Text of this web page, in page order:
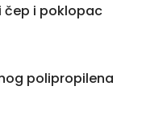
čep i poklopac
polipropilena